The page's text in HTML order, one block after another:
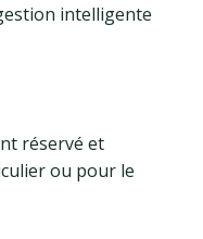
intelligente
réservé et
ou pour le